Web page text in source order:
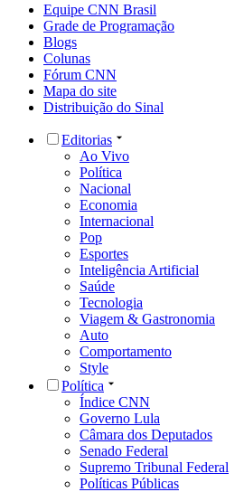
Equipe CNN Brasil
Grade de Programação
Blogs
Colunas
Fórum CNN
Mapa do site
Distribuição do Sinal
Editorias
Ao Vivo
Política
Nacional
Economia
Internacional
Pop
Esportes
Inteligência Artificial
Saúde
Tecnologia
Viagem & Gastronomia
Auto
Comportamento
Style
Política
Índice CNN
Governo Lula
Câmara dos Deputados
Senado Federal
Supremo Tribunal Federal
Políticas Públicas